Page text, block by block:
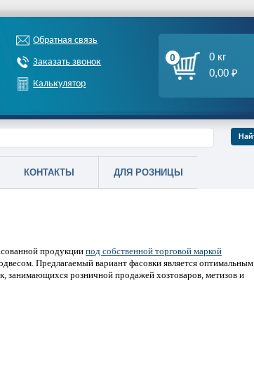
Обратная связь
Заказать звонок
Калькулятор
0
0 кг
0,00 ₽
КОНТАКТЫ ДЛЯ РОЗНИЦЫ
продукции под собственной торговой маркой
Предлагаемый вариант фасовки является оптимальным
занимающихся розничной продажей хозтоваров, метизов и